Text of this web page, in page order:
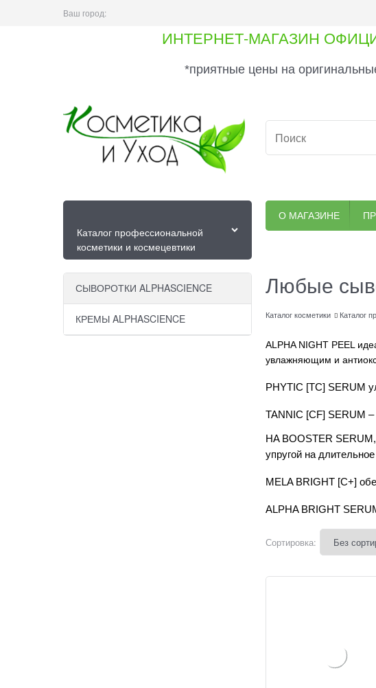
Ваш город:
ИНТЕРНЕТ-МАГАЗИН
*приятные цены на
Каталог профессиональной
косметики и космецевтики
О МАГАЗИНЕ
СЫВОРОТКИ ALPHASCIENCE
КРЕМЫ ALPHASCIENCE
Любые
Каталог косметики Каталог
ALPHA NIGHT PEEL
увлажняющим и
PHYTIC [TC] SERUM
TANNIC [CF] SERUM
HA BOOSTER
упругой на
MELA BRIGHT [C+]
ALPHA BRIGHT
Сортировка: